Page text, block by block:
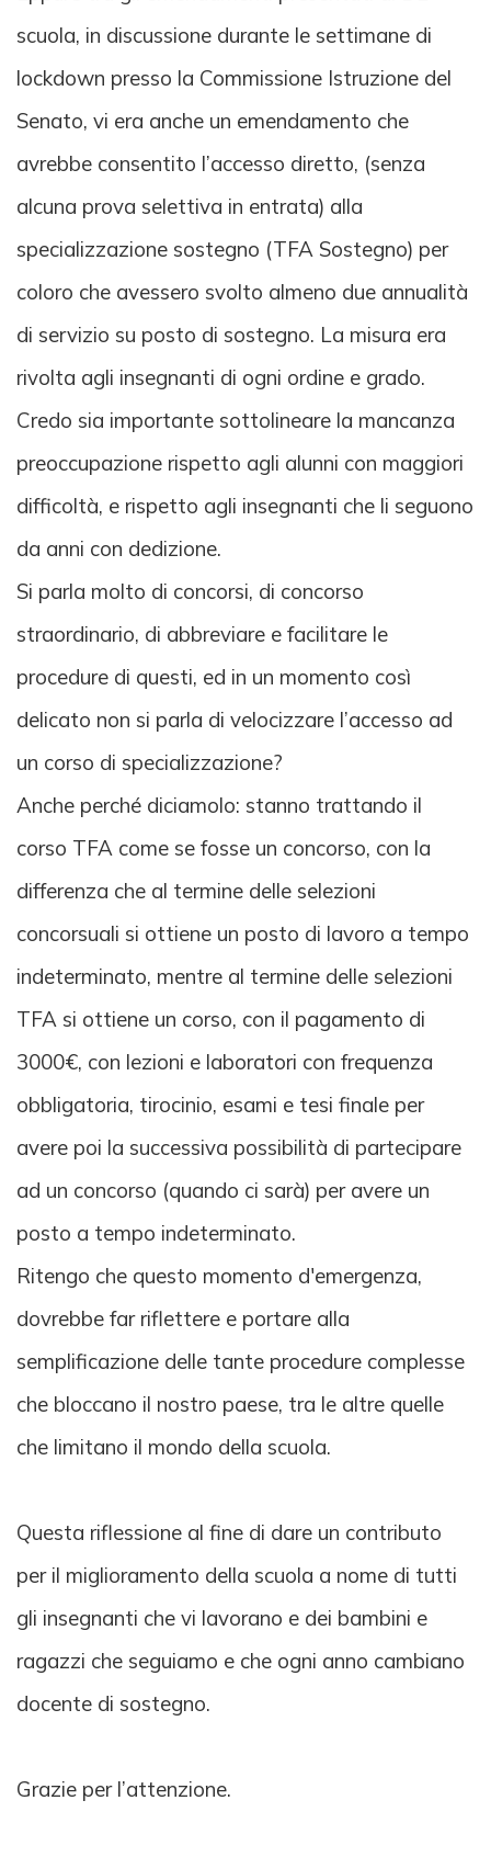
scuola, in discussione durante le settimane di
lockdown presso la Commissione Istruzione del
Senato, vi era anche un emendamento che
avrebbe consentito l’accesso diretto, (senza
alcuna prova selettiva in entrata) alla
specializzazione sostegno (TFA Sostegno) per
coloro che avessero svolto almeno due annualità
di servizio su posto di sostegno. La misura era
rivolta agli insegnanti di ogni ordine e grado.
Credo sia importante sottolineare la mancanza
preoccupazione rispetto agli alunni con maggiori
difficoltà, e rispetto agli insegnanti che li seguono
da anni con dedizione.
Si parla molto di concorsi, di concorso
straordinario, di abbreviare e facilitare le
procedure di questi, ed in un momento così
delicato non si parla di velocizzare l’accesso ad
un corso di specializzazione?
Anche perché diciamolo: stanno trattando il
corso TFA come se fosse un concorso, con la
differenza che al termine delle selezioni
concorsuali si ottiene un posto di lavoro a tempo
indeterminato, mentre al termine delle selezioni
TFA si ottiene un corso, con il pagamento di
3000€, con lezioni e laboratori con frequenza
obbligatoria, tirocinio, esami e tesi finale per
avere poi la successiva possibilità di partecipare
ad un concorso (quando ci sarà) per avere un
posto a tempo indeterminato.
Ritengo che questo momento d'emergenza,
dovrebbe far riflettere e portare alla
semplificazione delle tante procedure complesse
che bloccano il nostro paese, tra le altre quelle
che limitano il mondo della scuola.
Questa riflessione al fine di dare un contributo
per il miglioramento della scuola a nome di tutti
gli insegnanti che vi lavorano e dei bambini e
ragazzi che seguiamo e che ogni anno cambiano
docente di sostegno.
Grazie per l’attenzione.